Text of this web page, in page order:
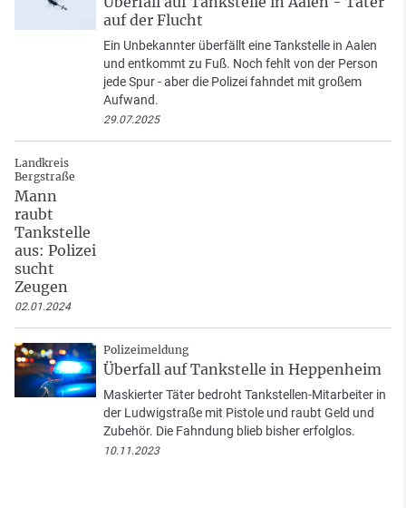
auf der Flucht
Ein Unbekannter überfällt eine Tankstelle in Aalen
und entkommt zu Fuß. Noch fehlt von der Person
jede Spur - aber die Polizei fahndet mit großem
Aufwand.
29.07.2025
Landkreis
Bergstraße
Mann
raubt
Tankstelle
aus: Polizei
sucht
Zeugen
02.01.2024
Polizeimeldung
Überfall auf Tankstelle in Heppenheim
Maskierter Täter bedroht Tankstellen-Mitarbeiter in
der Ludwigstraße mit Pistole und raubt Geld und
Zubehör. Die Fahndung blieb bisher erfolglos.
10.11.2023